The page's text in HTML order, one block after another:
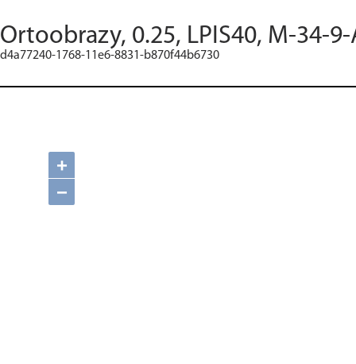
Ortoobrazy, 0.25, LPIS40, M-34-
d4a77240-1768-11e6-8831-b870f44b6730
+
−